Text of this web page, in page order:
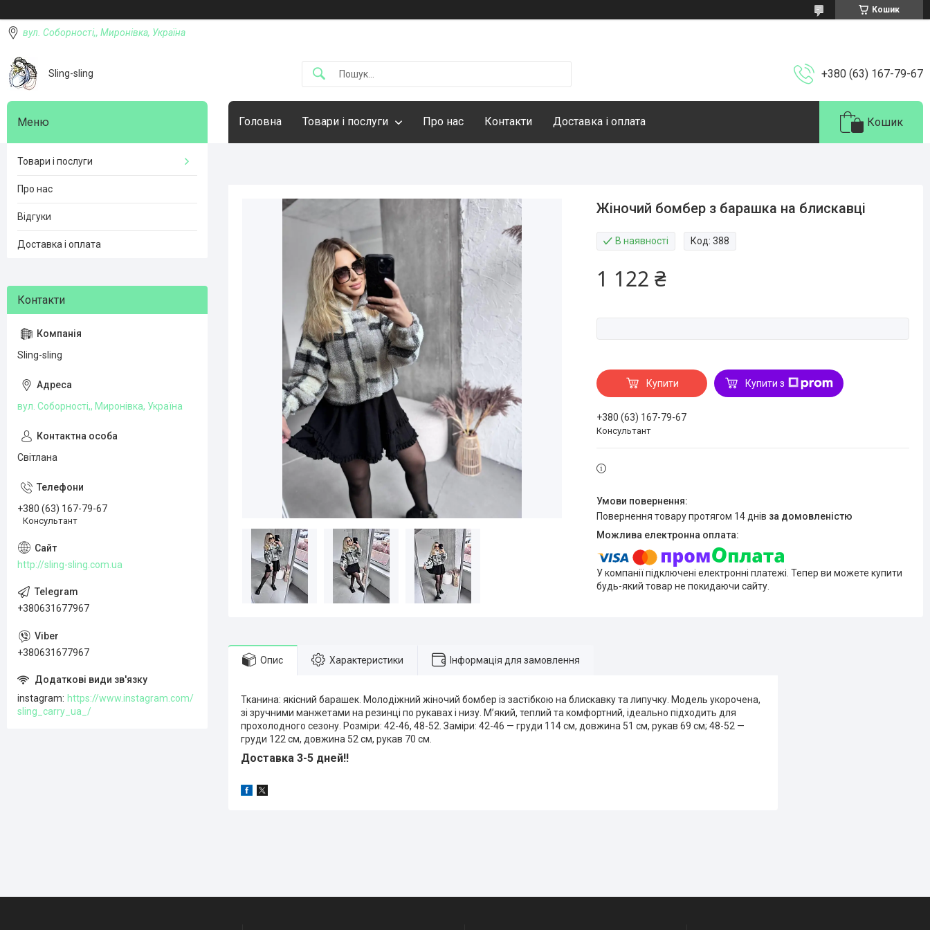
Кошик
вул. Соборності,, Миронівка, Україна
Sling-sling +380 (63) 167-79-67
Головна Товари і послуги Про нас Контакти Доставка і оплата Кошик
Жіночий бомбер з барашка на блискавці
В наявності Код:388
1 122 ₴
Купити Купити з
+380 (63) 167-79-67
Консультант
повернення товару протягом 14 днів за домовленістю
У компанії підключені електронні платежі. Тепер ви можете купити
будь-який товар не покидаючи сайту.
Опис Характеристики Інформація для замовлення
Тканина: якісний барашек. Молодіжний жіночий бомбер із застібкою на блискавку та липучку. Модель укорочена,
зі зручними манжетами на резинці по рукавах і низу. М’який, теплий та комфортний, ідеально підходить для
прохолодного сезону. Розміри: 42-46, 48-52. Заміри: 42-46 — груди 114 см, довжина 51 см, рукав 69 см; 48-52 —
груди 122 см, довжина 52 см, рукав 70 см.
Доставка 3-5 дней!!
Товари і послуги
Про нас
Відгуки
Доставка і оплата
Sling-sling
вул. Соборності,, Миронівка, Україна
Світлана
+380 (63) 167-79-67
Консультант
http://sling-sling.com.ua
+380631677967
+380631677967
instagram
https://www.instagram.com/
sling_carry_ua_/